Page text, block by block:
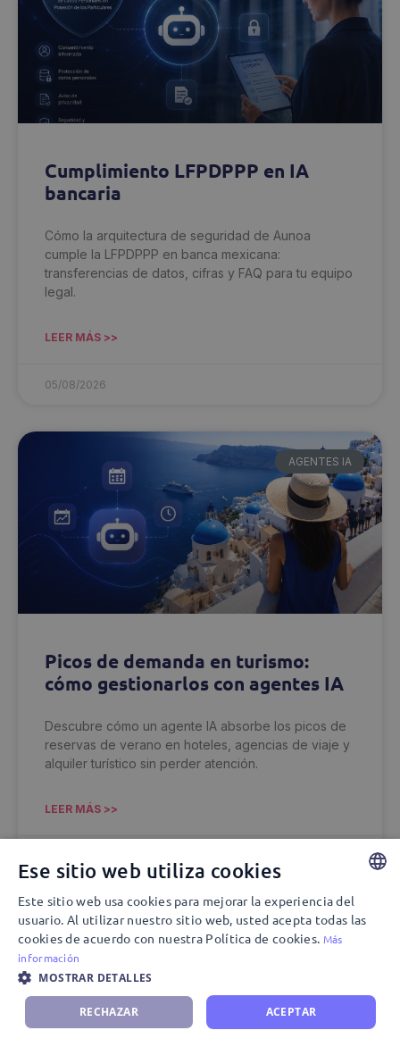
Cumplimiento LFPDPPP en IA
bancaria
Cómo la arquitectura de seguridad de Aunoa
cumple la LFPDPPP en banca mexicana:
transferencias de datos, cifras y FAQ para tu equipo
legal.
LEER MÁS >>
05/08/2026
AGENTES IA
Picos de demanda en turismo:
cómo gestionarlos con agentes IA
Descubre cómo un agente IA absorbe los picos de
reservas de verano en hoteles, agencias de viaje y
alquiler turístico sin perder atención.
LEER MÁS >>
AGENTES IA
SPANISH
ENGLISH
Ese sitio web utiliza cookies
Este sitio web usa cookies para mejorar la experiencia del
usuario. Al utilizar nuestro sitio web, usted acepta todas las
cookies de acuerdo con nuestra Política de cookies. Más
información
MOSTRAR DETALLES
ACEPTAR
RECHAZAR